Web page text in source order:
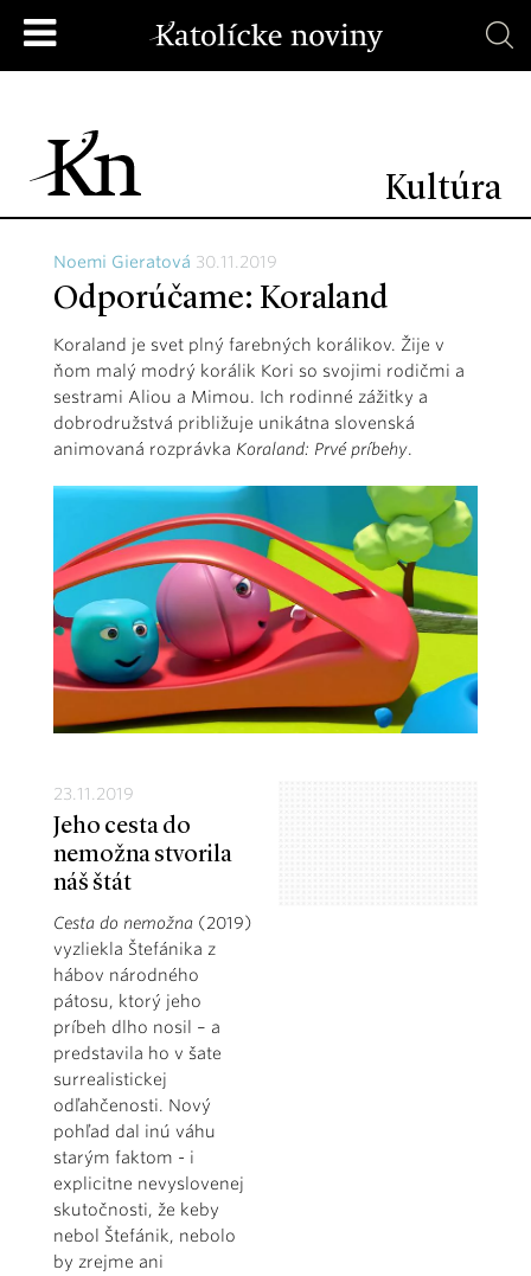
Kultúra
Noemi Gieratová 30.11.2019
Odporúčame: Koraland
Koraland je svet plný farebných korálikov. Žije v
ňom malý modrý korálik Kori so svojimi rodičmi a
sestrami Aliou a Mimou. Ich rodinné zážitky a
dobrodružstvá približuje unikátna slovenská
animovaná rozprávka Koraland: Prvé príbehy.
23.11.2019
Jeho cesta do
nemožna stvorila
náš štát
Cesta do nemožna (2019)
vyzliekla Štefánika z
hábov národného
pátosu, ktorý jeho
príbeh dlho nosil – a
predstavila ho v šate
surrealistickej
odľahčenosti. Nový
pohľad dal inú váhu
starým faktom - i
explicitne nevyslovenej
skutočnosti, že keby
nebol Štefánik, nebolo
by zrejme ani